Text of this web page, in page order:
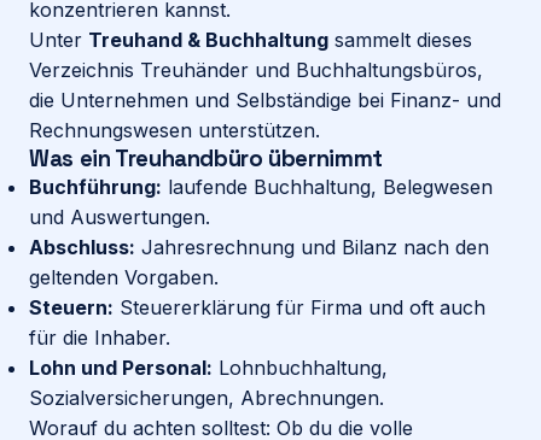
konzentrieren kannst.
Unter Treuhand & Buchhaltung sammelt dieses
Verzeichnis Treuhänder und Buchhaltungsbüros,
die Unternehmen und Selbständige bei Finanz- und
Rechnungswesen unterstützen.
Was ein Treuhandbüro übernimmt
Buchführung: laufende Buchhaltung, Belegwesen
und Auswertungen.
Abschluss: Jahresrechnung und Bilanz nach den
geltenden Vorgaben.
Steuern: Steuererklärung für Firma und oft auch
für die Inhaber.
Lohn und Personal: Lohnbuchhaltung,
Sozialversicherungen, Abrechnungen.
Worauf du achten solltest: Ob du die volle